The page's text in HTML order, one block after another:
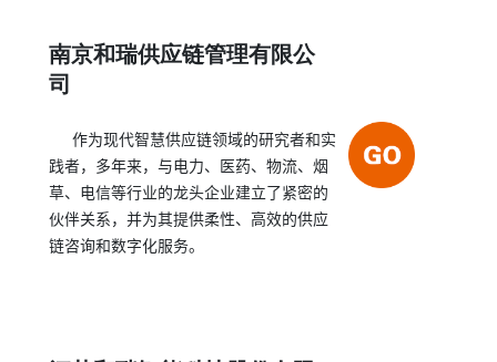
南京和瑞供应链管理有限公
司
作为现代智慧供应链领域的研究者和实
践者，多年来，与电力、医药、物流、烟
草、电信等行业的龙头企业建立了紧密的
伙伴关系，并为其提供柔性、高效的供应
链咨询和数字化服务。